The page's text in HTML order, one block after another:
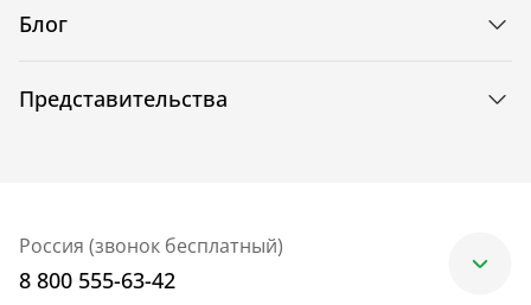
Блог
Представительства
Россия (звонок бесплатный)
8 800 555-63-42